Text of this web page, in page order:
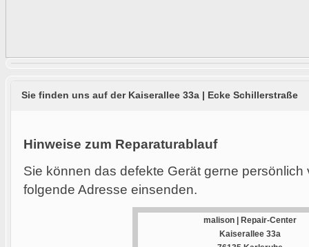
Sie finden uns auf der Kaiserallee 33a | Ecke Schillerstraße
Hinweise zum Reparaturablauf
Sie können das defekte Gerät gerne
folgende Adresse einsenden.
malison | Repair-Center
Kaiserallee 33a